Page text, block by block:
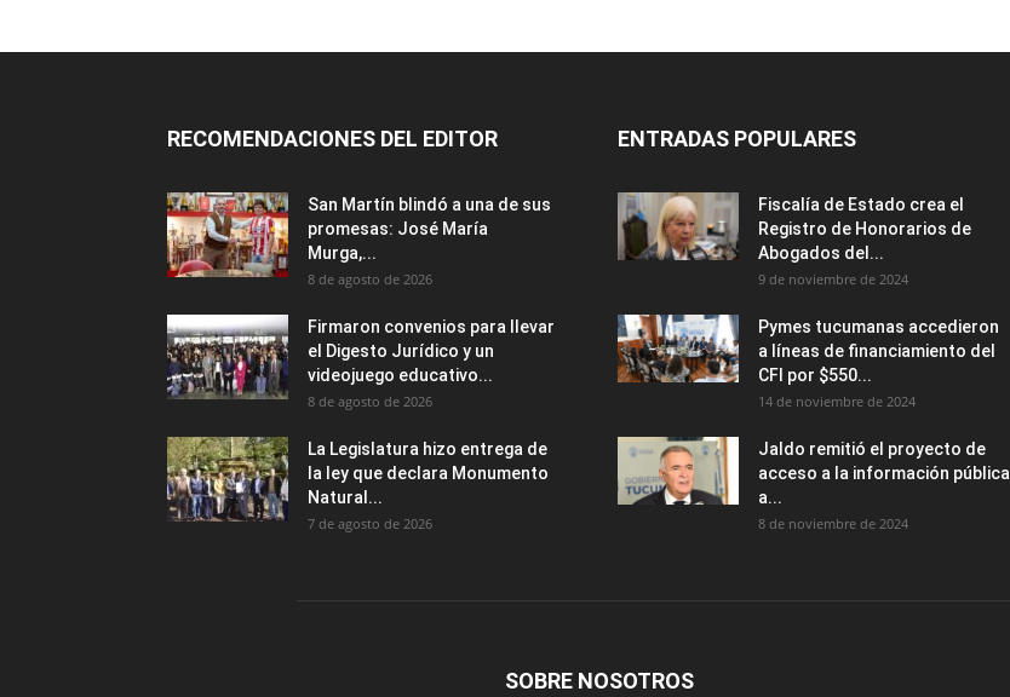
RECOMENDACIONES DEL EDITOR
San Martín blindó a una de sus
promesas: José María
Murga,...
8 de agosto de 2026
Firmaron convenios para llevar
el Digesto Jurídico y un
videojuego educativo...
8 de agosto de 2026
La Legislatura hizo entrega de
la ley que declara Monumento
Natural...
7 de agosto de 2026
ENTRADAS POPULARES
Fiscalía de Estado crea el
Registro de Honorarios de
Abogados del...
9 de noviembre de 2024
Pymes tucumanas accedieron
a líneas de financiamiento del
CFI por $550...
14 de noviembre de 2024
Jaldo remitió el proyecto de
acceso a la información pública
a...
8 de noviembre de 2024
SOBRE NOSOTROS